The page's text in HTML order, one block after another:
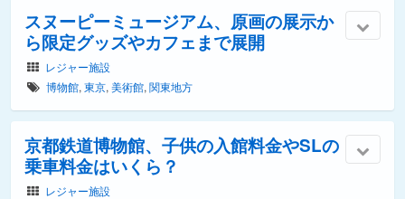
スヌーピーミュージアム、原画の展示か
ら限定グッズやカフェまで展開
レジャー施設
博物館,東京,美術館,関東地方
京都鉄道博物館、子供の入館料金やSLの
乗車料金はいくら？
レジャー施設